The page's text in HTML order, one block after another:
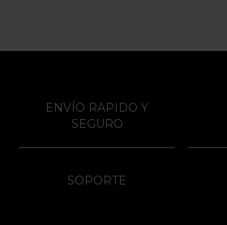
ENVÍO RAPIDO Y
SEGURO
SOPORTE